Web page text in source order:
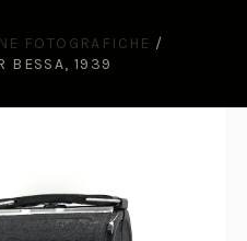
FOTOGRAFICHE /
BESSA, 1939